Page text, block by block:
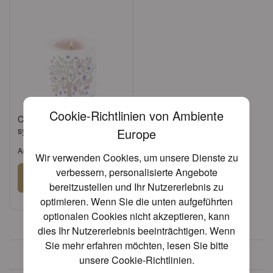
Cookie-Richtlinien von Ambiente
Europe
Wir verwenden Cookies, um unsere Dienste zu
verbessern, personalisierte Angebote
bereitzustellen und Ihr Nutzererlebnis zu
optimieren. Wenn Sie die unten aufgeführten
optionalen Cookies nicht akzeptieren, kann
dies Ihr Nutzererlebnis beeinträchtigen. Wenn
Sie mehr erfahren möchten, lesen Sie bitte
unsereCookie-Richtlinien.
Candle small Communion
symbols taupe
Artikel: 19209236
Anmelden
oderKonto beantragen
Über 30 Jahre Erfahrung